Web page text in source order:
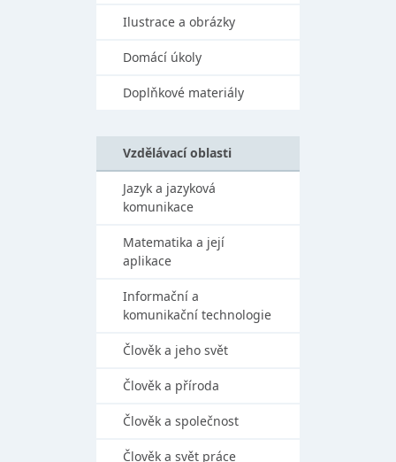
Ilustrace a obrázky
Domácí úkoly
Doplňkové materiály
Vzdělávací oblasti
Jazyk a jazyková
komunikace
Matematika a její
aplikace
Informační a
komunikační technologie
Člověk a jeho svět
Člověk a příroda
Člověk a společnost
Člověk a svět práce